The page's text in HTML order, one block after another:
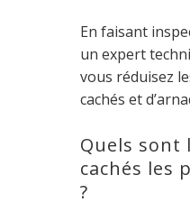
En faisant
un expert
vous réduisez
cachés et
Quels sont
cachés les
?